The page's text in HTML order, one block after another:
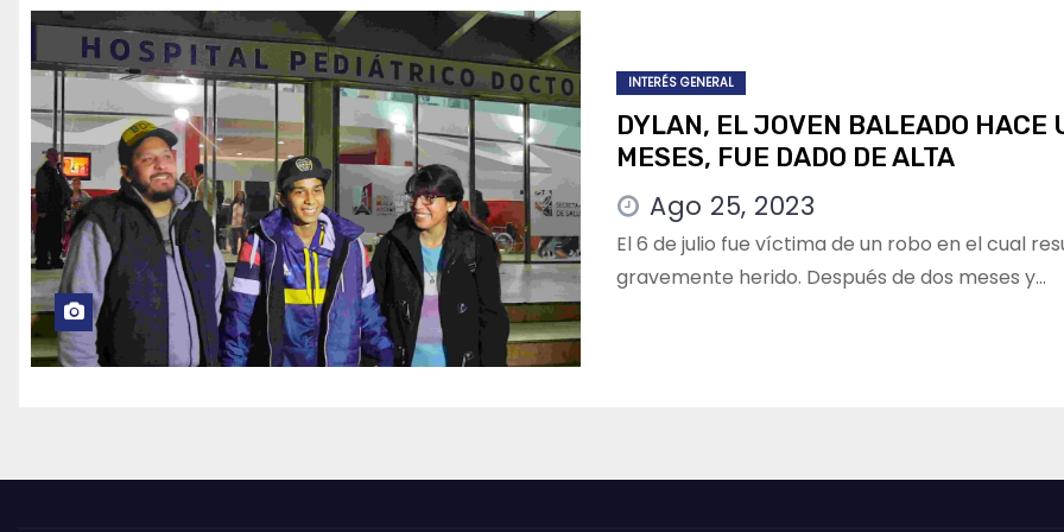
INTERÉS GENERAL
DYLAN, EL JOVEN BALEADO HACE
MESES, FUE DADO DE ALTA
Ago 25, 2023
El 6 de julio fue víctima de un robo en el cual
gravemente herido. Después de dos meses y…